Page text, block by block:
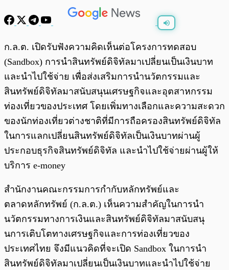
พร้อมเล่น
ก.ล.ต. เปิดรับฟังความคิดเห็นต่อโครงการทดสอบ
(Sandbox) การนำสินทรัพย์ดิจิทัลมาเปลี่ยนเป็นเงินบาท
และนำไปใช้จ่าย เพื่อส่งเสริมการนำนวัตกรรมและ
สินทรัพย์ดิจิทัลมาสนับสนุนเศรษฐกิจและอุตสาหกรรม
ท่องเที่ยวของประเทศ โดยเพิ่มทางเลือกและความสะดวก
ของนักท่องเที่ยวต่างชาติที่มีการถือครองสินทรัพย์ดิจิทัล
ในการแลกเปลี่ยนสินทรัพย์ดิจิทัลเป็นเงินบาทผ่านผู้
ประกอบธุรกิจสินทรัพย์ดิจิทัล และนำไปใช้จ่ายผ่านผู้ให้
บริการ e-money
สำนักงานคณะกรรมการกำกับหลักทรัพย์และ
ตลาดหลักทรัพย์ (ก.ล.ต.) เห็นความสำคัญในการนำ
นวัตกรรมทางการเงินและสินทรัพย์ดิจิทัลมาสนับสนุ
นการเติบโตทางเศรษฐกิจและการท่องเที่ยวของ
ประเทศไทย จึงมีแนวคิดที่จะเปิด Sandbox ในการนำ
สินทรัพย์ดิจิทัลมาเปลี่ยนเป็นเงินบาทและนำไปใช้จ่าย